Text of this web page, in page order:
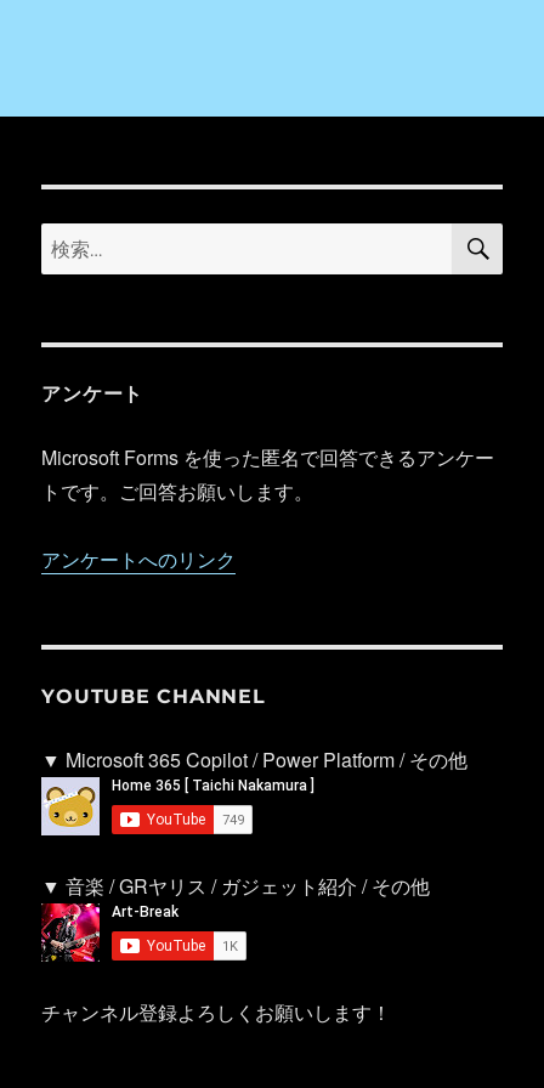
検
索:
検
アンケート
Microsoft Forms を使った匿名で回答できるアンケー
トです。ご回答お願いします。
アンケートへのリンク
YOUTUBE CHANNEL
▼ Microsoft 365 Copilot / Power Platform / その他
▼ 音楽 / GRヤリス / ガジェット紹介 / その他
チャンネル登録よろしくお願いします！